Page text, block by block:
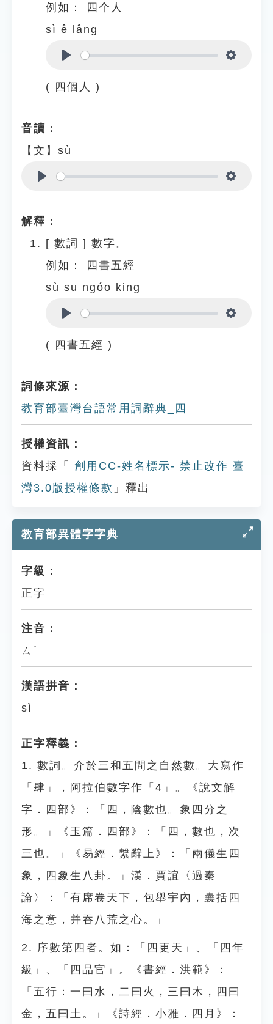
例如：
四个人
sì ê lâng
( 四個人 )
音讀：
【文】sù
解釋：
[ 數詞 ] 數字。
例如：
四書五經
sù su ngóo king
( 四書五經 )
詞條來源：
教育部臺灣台語常用詞辭典_四
授權資訊：
資料採「
創用CC-姓名標示- 禁止改作 臺
灣3.0版授權條款 」釋出
教育部異體字字典
字級：
正字
注音：
ㄙˋ
漢語拼音：
sì
正字釋義：
1. 數詞。介於三和五間之自然數。大寫作
「肆」，阿拉伯數字作「4」。《說文解
字．四部》：「四，陰數也。象四分之
形。」《玉篇．四部》：「四，數也，次
三也。」《易經．繫辭上》：「兩儀生四
象，四象生八卦。」漢．賈誼〈過秦
論〉：「有席卷天下，包舉宇內，囊括四
海之意，并吞八荒之心。」
2. 序數第四者。如：「四更天」、「四年
級」、「四品官」。《書經．洪範》：
「五行：一曰水，二曰火，三曰木，四曰
金，五曰土。」《詩經．小雅．四月》：